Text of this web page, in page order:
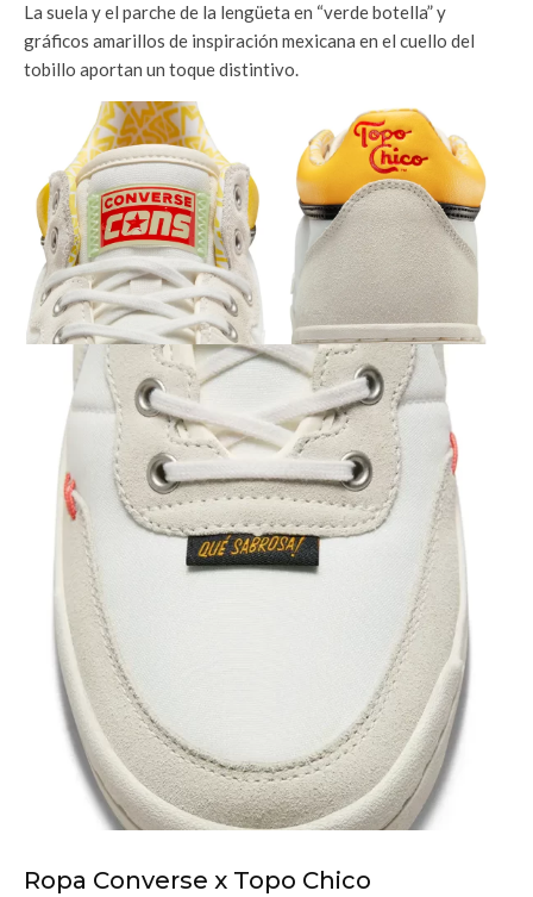
La suela y el parche de la lengüeta en “verde botella” y
gráficos amarillos de inspiración mexicana en el cuello del
tobillo aportan un toque distintivo.
Ropa Converse x Topo Chico